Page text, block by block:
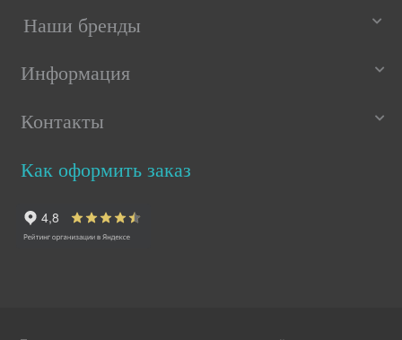
Наши бренды
Информация
Контакты
Как оформить заказ